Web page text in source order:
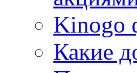
Kinogo
Какие